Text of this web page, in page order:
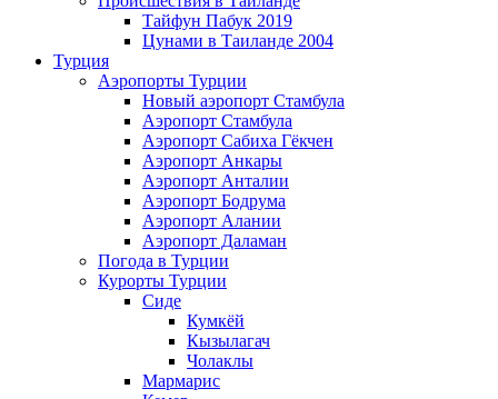
Тайфун Пабук 2019
Цунами в Таиланде 2004
Турция
Аэропорты Турции
Новый аэропорт Стамбула
Аэропорт Стамбула
Аэропорт Сабиха Гёкчен
Аэропорт Анкары
Аэропорт Анталии
Аэропорт Бодрума
Аэропорт Алании
Аэропорт Даламан
Погода в Турции
Курорты Турции
Сиде
Кумкёй
Кызылагач
Чолаклы
Мармарис